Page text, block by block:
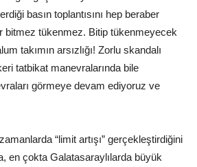
basın toplantısını hep beraber
bitmez tükenmez. Bitip tükenmeyecek
takımın arsızlığı! Zorlu skandalı
tatbikat manevralarında bile
görmeye devam ediyoruz ve
“limit artışı” gerçekleştirdiğini
en çokta Galatasaraylılarda büyük